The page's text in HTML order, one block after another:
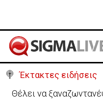
Έκτακτες ειδήσεις
Ιράν: Απορρίπτει τη συμφωνία Σ. Αραβίας, Τουρκίας,